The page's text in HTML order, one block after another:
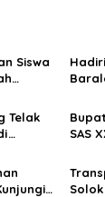
Siswa
Menuai
Telak
SAS